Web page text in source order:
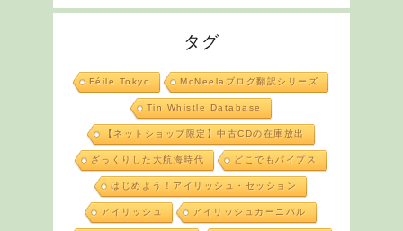
タグ
Féile Tokyo McNeelaブログ翻訳シリーズ
Tin Whistle Database
【ネットショップ限定】中古CDの在庫放出
ざっくりした大航海時代 どこでもパイプス
はじめよう！アイリッシュ・セッション
アイリッシュ アイリッシュカーニバル